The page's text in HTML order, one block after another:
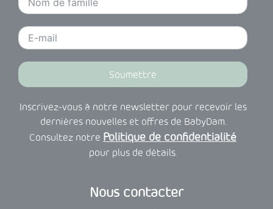
Soumettre
Inscrivez-vous à notre newsletter pour recevoir les
dernières nouvelles et offres de BabyDam.
Consultez notre Politique de confidentialité
pour plus de détails.
Nous contacter